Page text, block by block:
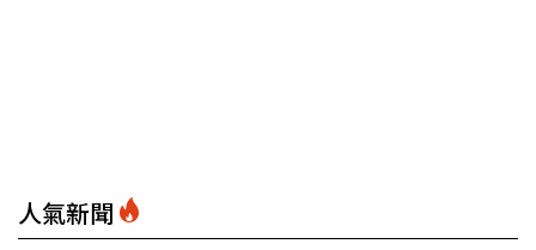
人氣新聞